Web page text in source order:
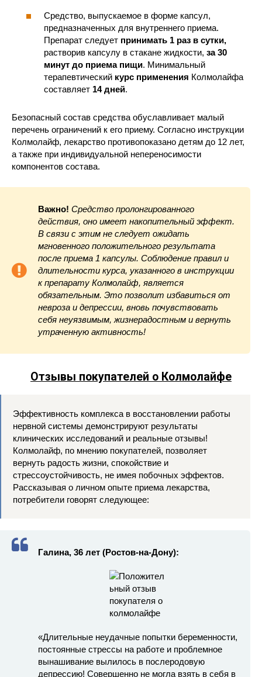
Средство, выпускаемое в форме капсул,
предназначенных для внутреннего приема.
Препарат следует принимать 1 раз в сутки,
растворив капсулу в стакане жидкости, за 30
минут до приема пищи. Минимальный
терапевтический курс применения Колмолайфа
составляет 14 дней.
Безопасный состав средства обуславливает малый
перечень ограничений к его приему. Согласно инструкции
Колмолайф, лекарство противопоказано детям до 12 лет,
а также при индивидуальной непереносимости
компонентов состава.
Важно! Средство пролонгированного
действия, оно имеет накопительный эффект.
В связи с этим не следует ожидать
мгновенного положительного результата
после приема 1 капсулы. Соблюдение правил и
длительности курса, указанного в инструкции
к препарату Колмолайф, является
обязательным. Это позволит избавиться от
невроза и депрессии, вновь почувствовать
себя неуязвимым, жизнерадостным и вернуть
утраченную активность!
Отзывы покупателей о Колмолайфе
Эффективность комплекса в восстановлении работы
нервной системы демонстрируют результаты
клинических исследований и реальные отзывы!
Колмолайф, по мнению покупателей, позволяет
вернуть радость жизни, спокойствие и
стрессоустойчивость, не имея побочных эффектов.
Рассказывая о личном опыте приема лекарства,
потребители говорят следующее:
Галина, 36 лет (Ростов-на-Дону):
«Длительные неудачные попытки беременности,
постоянные стрессы на работе и проблемное
вынашивание вылилось в послеродовую
депрессию! Совершенно не могла взять в себя в